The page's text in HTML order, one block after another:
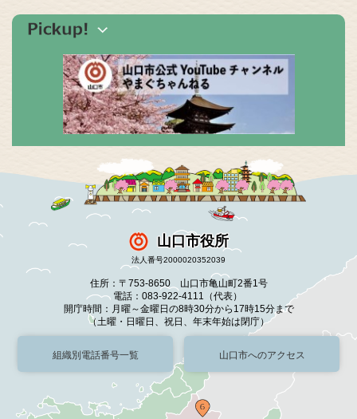
山口市役所
法人番号2000020352039
住所：〒753-8650 山口市亀山町2番1号
電話：083-922-4111（代表）
開庁時間：月曜～金曜日の8時30分から17時15分まで
（土曜・日曜日、祝日、年末年始は閉庁）
組織別電話番号一覧 山口市へのアクセス